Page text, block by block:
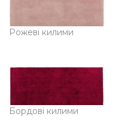
Рожеві килими
Бордові килими